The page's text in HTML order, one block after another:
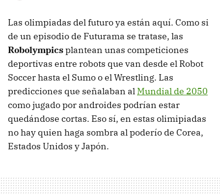
Las olimpiadas del futuro ya están aquí. Como si
de un episodio de Futurama se tratase, las
Robolympicsplantean unas competiciones
deportivas entre robots que van desde el Robot
Soccer hasta el Sumo o el Wrestling. Las
predicciones que señalaban al Mundial de 2050
como jugado por androides podrían estar
quedándose cortas. Eso sí, en estas olimipiadas
no hay quien haga sombra al poderío de Corea,
Estados Unidos y Japón.